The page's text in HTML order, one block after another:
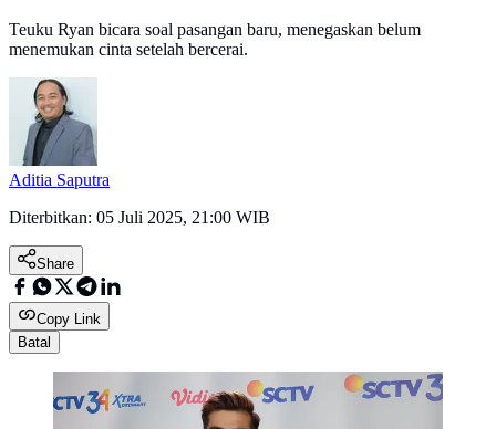
Teuku Ryan bicara soal pasangan baru, menegaskan belum
menemukan cinta setelah bercerai.
Aditia Saputra
Diterbitkan: 05 Juli 2025, 21:00 WIB
Share
Copy Link
Batal